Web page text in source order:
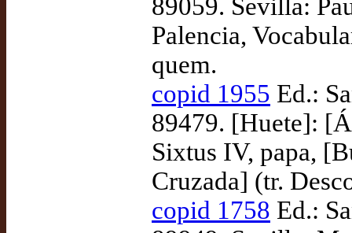
89059. Sevilla:
Palencia,
quem.
copid 1955 Ed.:
89479. [Huete]:
Sixtus IV, papa,
Cruzada] (tr.
copid 1758 Ed.: